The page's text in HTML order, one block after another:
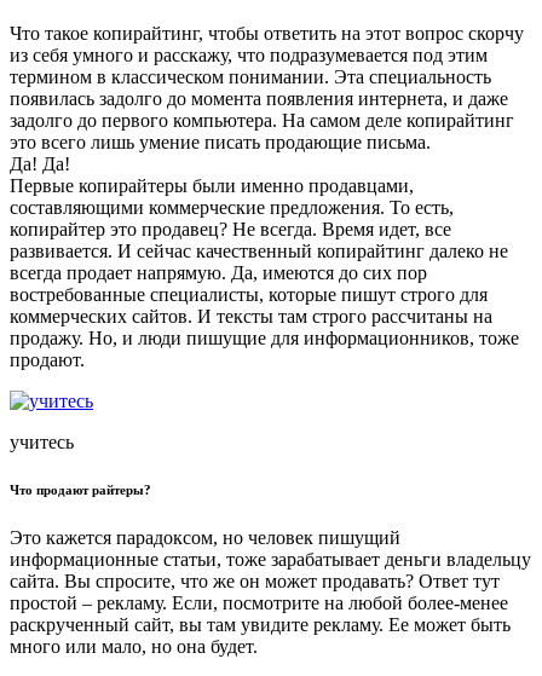
Что такое копирайтинг, чтобы ответить на этот вопрос скорчу
из себя умного и расскажу, что подразумевается под этим
термином в классическом понимании. Эта специальность
появилась задолго до момента появления интернета, и даже
задолго до первого компьютера. На самом деле копирайтинг
это всего лишь умение писать продающие письма.
Да! Да!
Первые копирайтеры были именно продавцами,
составляющими коммерческие предложения. То есть,
копирайтер это продавец? Не всегда. Время идет, все
развивается. И сейчас качественный копирайтинг далеко не
всегда продает напрямую. Да, имеются до сих пор
востребованные специалисты, которые пишут строго для
коммерческих сайтов. И тексты там строго рассчитаны на
продажу. Но, и люди пишущие для информационников, тоже
продают.
учитесь
Что продают райтеры?
Это кажется парадоксом, но человек пишущий
информационные статьи, тоже зарабатывает деньги владельцу
сайта. Вы спросите, что же он может продавать? Ответ тут
простой – рекламу. Если, посмотрите на любой более-менее
раскрученный сайт, вы там увидите рекламу. Ее может быть
много или мало, но она будет.